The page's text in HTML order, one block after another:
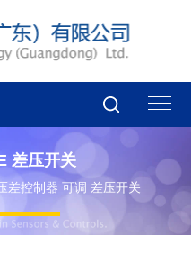
差压开关
差控制器 可调 差压开关